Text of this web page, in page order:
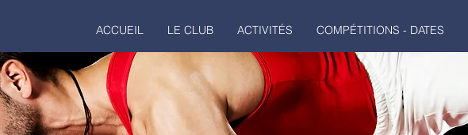
ACCUEIL LE CLUB ACTIVITÉS COMPÉTITIONS - DATES